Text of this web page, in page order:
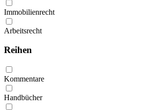
Immobilienrecht
Arbeitsrecht
Reihen
Kommentare
Handbücher